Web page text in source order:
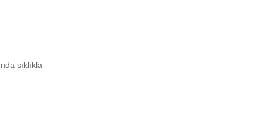
sıklıkla